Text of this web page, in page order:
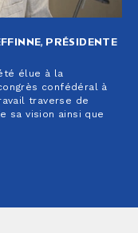
PRÉSIDENTE
élue à la
confédéral à
traverse de
sa vision ainsi que